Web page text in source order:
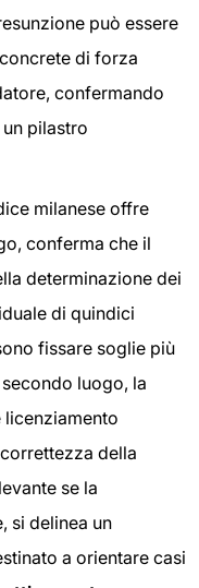
può essere
di forza
confermando
pilastro
milanese offre
conferma che il
determinazione dei
di quindici
fissare soglie più
luogo, la
licenziamento
della
se la
si delinea un
a orientare casi